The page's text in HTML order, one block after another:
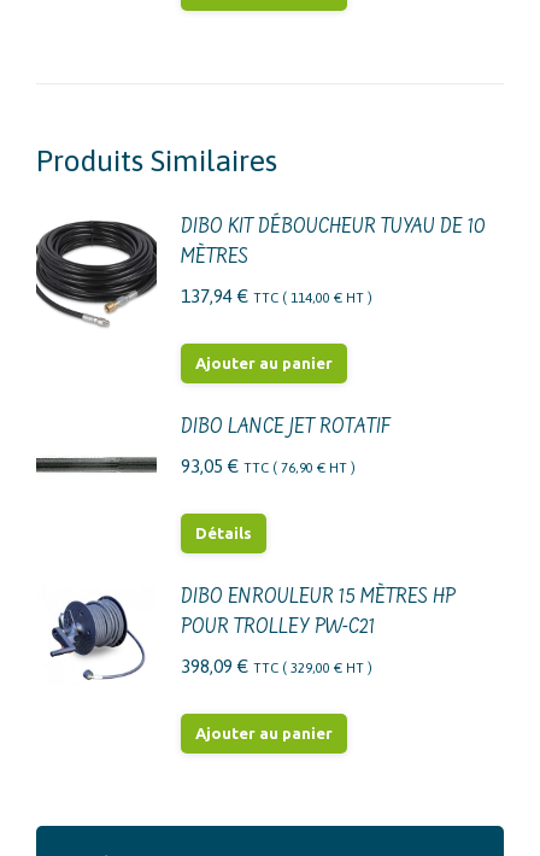
du
Produits Similaires
DIBO KIT DÉBOUCHEUR TUYAU DE 10
MÈTRES
137,94 € TTC ( 114,00 € HT )
Ajouter au panier
DIBO LANCE JET ROTATIF
93,05 € TTC ( 76,90 € HT )
Détails
DIBO ENROULEUR 15 MÈTRES HP
POUR TROLLEY PW-C21
398,09 € TTC ( 329,00 € HT )
Ajouter au panier